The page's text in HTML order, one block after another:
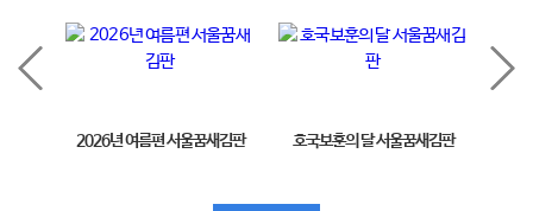
2026년 여름편 서울꿈새김판 호국보훈의 달 서울꿈새김판